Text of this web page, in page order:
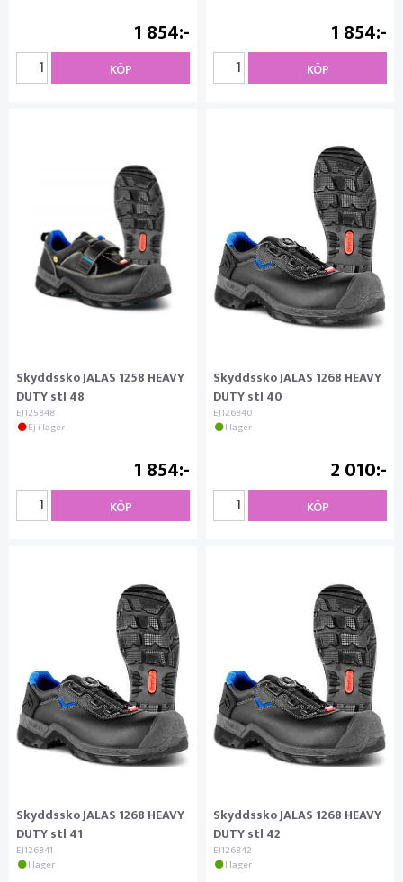
1 854
KÖP
1 854
KÖP
Skyddssko JALAS 1258 HEAVY
DUTY stl 48
EJ125848
Ej i lager
1 854
KÖP
Skyddssko JALAS 1268 HEAVY
DUTY stl 40
EJ126840
I lager
2 010
KÖP
Skyddssko JALAS 1268 HEAVY
DUTY stl 41
EJ126841
I lager
Skyddssko JALAS 1268 HEAVY
DUTY stl 42
EJ126842
I lager